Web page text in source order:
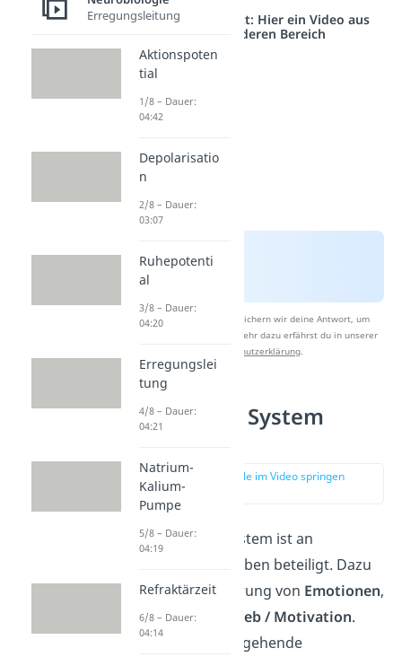
Studyflix vernetzt: Hier ein Video aus
einem anderen Bereich
Nach Beantwortung speichern wir deine Antwort, um
Studyflix zu verbessern. Mehr dazu erfährst du in unserer
Datenschutzerklärung.
Limbisches System
zur Stelle im Video springen
Das limbische System ist an
vielfältigen Aufgaben beteiligt. Dazu
gehört die Steuerung von Emotionen,
Lernenund Antrieb / Motivation.
Dazu müssen eingehende
Erregungsleitung
Aktionspoten
tial
1/8 – Dauer:
04:42
Depolarisatio
n
2/8 – Dauer:
03:07
Ruhepotenti
al
3/8 – Dauer:
04:20
Erregungslei
tung
4/8 – Dauer:
04:21
Natrium-
Kalium-
Pumpe
5/8 – Dauer:
04:19
Refraktärzeit
6/8 – Dauer:
04:14